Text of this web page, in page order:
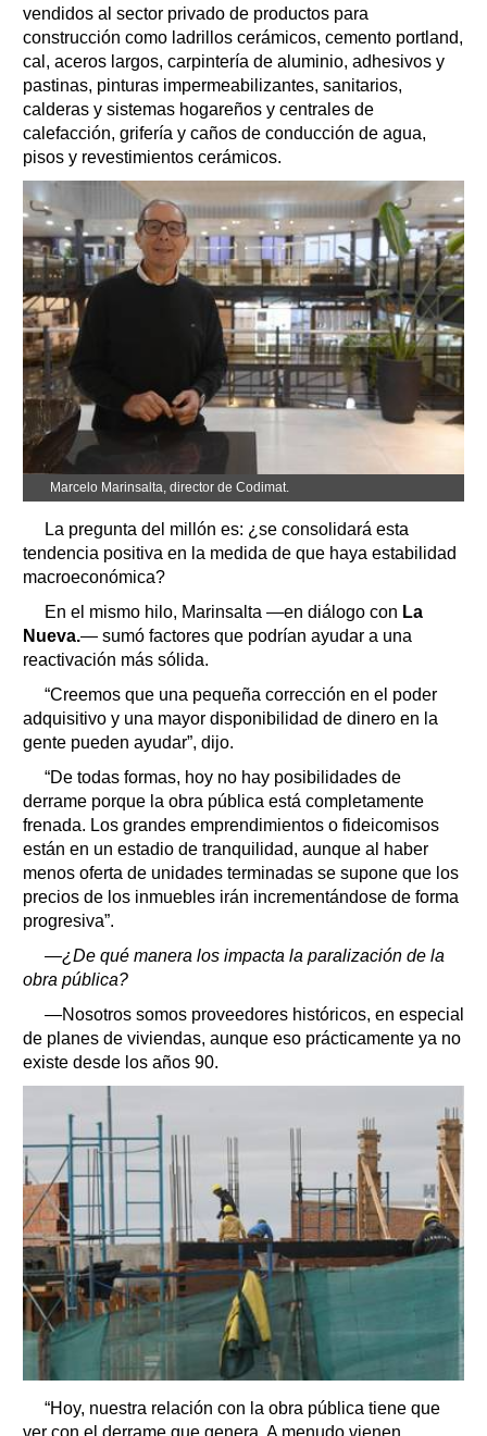
vendidos al sector privado de productos para
construcción como ladrillos cerámicos, cemento portland,
cal, aceros largos, carpintería de aluminio, adhesivos y
pastinas, pinturas impermeabilizantes, sanitarios,
calderas y sistemas hogareños y centrales de
calefacción, grifería y caños de conducción de agua,
pisos y revestimientos cerámicos.
Marcelo Marinsalta, director de Codimat.
La pregunta del millón es: ¿se consolidará esta
tendencia positiva en la medida de que haya estabilidad
macroeconómica?
En el mismo hilo, Marinsalta —en diálogo con La
Nueva.— sumó factores que podrían ayudar a una
reactivación más sólida.
“Creemos que una pequeña corrección en el poder
adquisitivo y una mayor disponibilidad de dinero en la
gente pueden ayudar”, dijo.
“De todas formas, hoy no hay posibilidades de
derrame porque la obra pública está completamente
frenada. Los grandes emprendimientos o fideicomisos
están en un estadio de tranquilidad, aunque al haber
menos oferta de unidades terminadas se supone que los
precios de los inmuebles irán incrementándose de forma
progresiva”.
—¿De qué manera los impacta la paralización de la
obra pública?
—Nosotros somos proveedores históricos, en especial
de planes de viviendas, aunque eso prácticamente ya no
existe desde los años 90.
“Hoy, nuestra relación con la obra pública tiene que
ver con el derrame que genera. A menudo vienen